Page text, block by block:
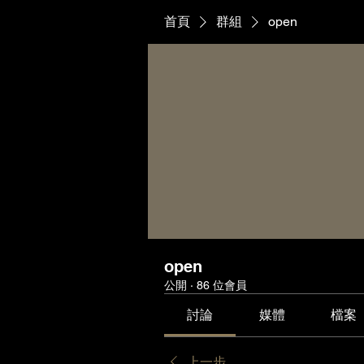
首頁 群組 open
open
公開 · 86 位會員
討論 媒體 檔案